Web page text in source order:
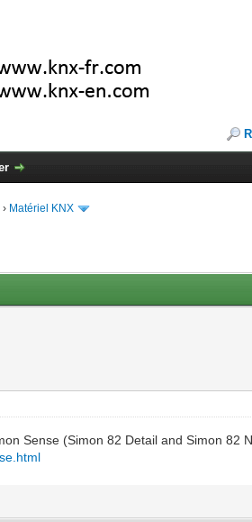
› Matériel KNX
Sense (Simon 82 Detail and Simon 82